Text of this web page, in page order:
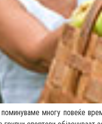
многу повеќе